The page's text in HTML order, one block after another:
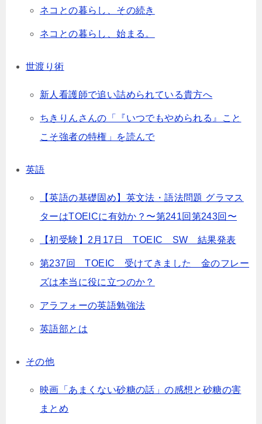
ネコとの暮らし、その続き
ネコとの暮らし、始まる。
世渡り術
新人看護師で追い詰められている貴方へ
ちきりんさんの「『いつでもやめられる』こと
こそ強者の特権」を読んで
英語
【英語の基礎固め】英文法・語法問題 グラマス
ターはTOEICに有効か？〜第241回第243回〜
【初受験】2月17日 TOEIC SW 結果発表
第237回 TOEIC 受けてきました 金のフレー
ズは本当に役に立つのか？
アラフォーの英語勉強法
英語部とは
その他
映画「あまくない砂糖の話」の感想と砂糖の害
まとめ